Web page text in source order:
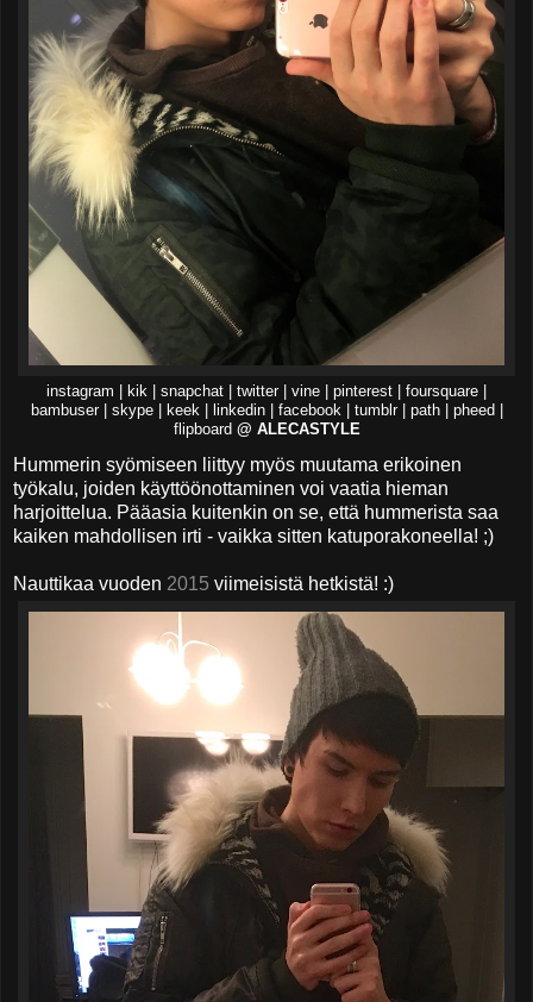
instagram | kik | snapchat | twitter | vine | pinterest | foursquare |
bambuser | skype | keek | linkedin | facebook | tumblr | path | pheed |
flipboard @ ALECASTYLE
Hummerin syömiseen liittyy myös muutama erikoinen
työkalu, joiden käyttöönottaminen voi vaatia hieman
harjoittelua. Pääasia kuitenkin on se, että hummerista saa
kaiken mahdollisen irti - vaikka sitten katuporakoneella! ;)
Nauttikaa vuoden 2015 viimeisistä hetkistä! :)